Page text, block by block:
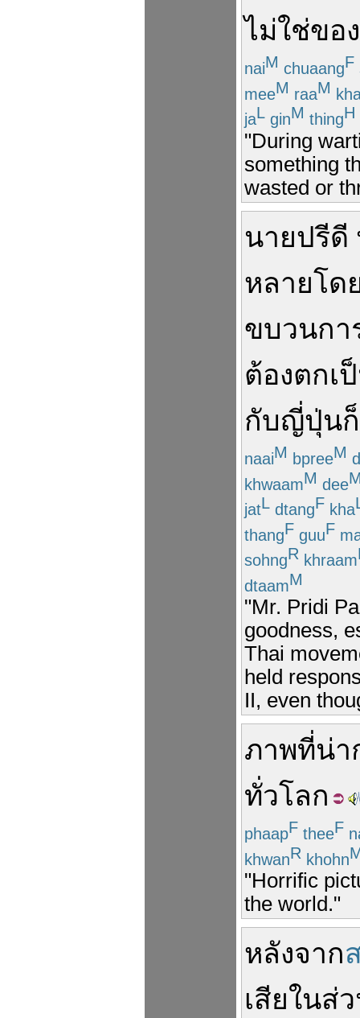
ไม่ใช่ของ
naiM chuaangF
meeM raaM
jaL ginM thingH
"During
something
wasted or
นายปรีดี
หลายโด
ขบวนกา
ต้องตกเ
กับญี่ปุ่น
naaiM bpreeM
khwaamM dee
jatL dtangF kha
thangF guuF
sohngR khraam
dtaamM
"Mr. Pridi
goodness,
Thai
held
II, even
ภาพที่น่า
ทั่วโลก
phaapF theeF
khwanR khohn
"Horrific
the world."
หลังจาก
เสียในส่